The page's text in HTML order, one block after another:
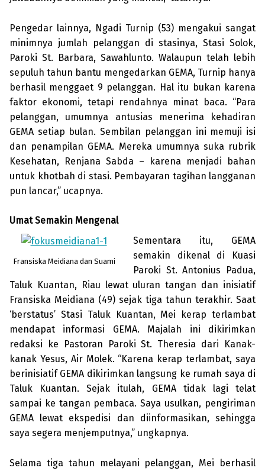
Pengedar lainnya, Ngadi Turnip (53) mengakui sangat
minimnya jumlah pelanggan di stasinya, Stasi Solok,
Paroki St. Barbara, Sawahlunto. Walaupun telah lebih
sepuluh tahun bantu mengedarkan GEMA, Turnip hanya
berhasil menggaet 9 pelanggan. Hal itu bukan karena
faktor ekonomi, tetapi rendahnya minat baca. “Para
pelanggan, umumnya antusias mene­rima kehadiran
GEMA setiap bulan. Sembilan pelanggan ini memuji isi
dan penampilan GEMA. Mereka umumnya suka rubrik
Kesehatan, Renjana Sabda – karena menjadi bahan
untuk khotbah di stasi. Pembayaran tagihan langganan
pun lancar,” ucapnya.
Umat Semakin Mengenal
Fransiska Meidiana dan Suami
Sementara itu, GEMA
semakin dike­nal di Kuasi
Paroki St. Antonius Padua,
Taluk Kuantan, Riau lewat uluran tangan dan inisiatif
Fransiska Meidiana (49) sejak tiga tahun terakhir. Saat
‘berstatus’ Stasi Taluk Kuantan, Mei kerap terlambat
mendapat informasi GEMA. Majalah ini dikirimkan
redaksi ke Pas­toran Paroki St. Theresia dari Kanak-
kanak Yesus, Air Molek. “Karena kerap ter­lambat, saya
berinisiatif GEMA dikirim­kan lang­sung ke rumah saya di
Taluk Kuantan. Sejak itulah, GEMA tidak lagi telat
sampai ke tangan pembaca. Saya usulkan, pengirim­an
GEMA lewat eks­pedisi dan diin­formasikan, sehingga
saya segera men­jemputnya,” ungkapnya.
Selama tiga tahun melayani pelang­gan, Mei berhasil